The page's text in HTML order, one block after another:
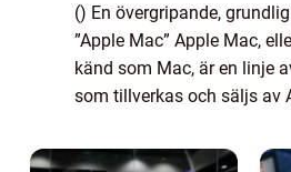
() En övergripande,
”Apple Mac” Apple Mac,
känd som Mac, är en linje
som tillverkas och säljs av
ändamål, från att hantera